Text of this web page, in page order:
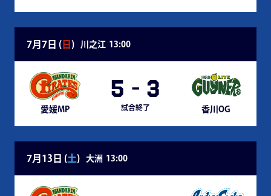
7月7日 ( 日 ) 川之江 13:00
愛媛MP
5 - 3
試合終了 香川OG
7月13日 (土) 大洲 13:00